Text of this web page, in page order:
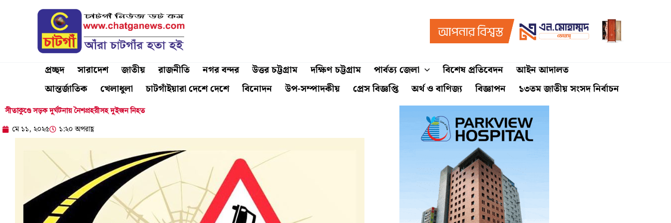
প্রচ্ছদ সারাদেশ জাতীয় রাজনীতি নগর বন্দর উত্তর চট্টগ্রাম দক্ষিণ চট্টগ্রাম পার্বত্য জেলা বিশেষ প্রতিবেদন
আইন আদালত
আন্তর্জাতিক
খেলাধুলা চাটগাঁইয়ারা দেশে দেশে বিনোদন উপ-সম্পাদকীয় প্রেস বিজ্ঞপ্তি অর্থ ও বাণিজ্য বিজ্ঞাপন ১৩তম জাতীয় সংসদ নির্বাচন
সীতাকুণ্ডে সড়ক দুর্ঘটনায় নৈশপ্রহরীসহ দুইজন নিহত
মে ১১, ২০২৫ ১:২০ অপরাহ্ণ